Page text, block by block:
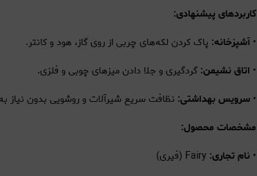
کاربردهای پیشنهادی:
• آشپزخانه: پاک کردن لکه‌های چربی از روی گاز، هود و کانتر.
• اتاق نشیمن: گردگیری و جلا دادن میزهای چوبی و فلزی.
• سرویس بهداشتی: نظافت سریع شیرآلات و روشویی بدون نیاز
مشخصات محصول:
• نام تجاری: